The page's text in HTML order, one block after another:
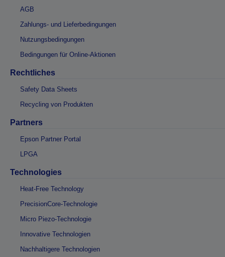
AGB
Zahlungs- und Lieferbedingungen
Nutzungsbedingungen
Bedingungen für Online-Aktionen
Rechtliches
Safety Data Sheets
Recycling von Produkten
Partners
Epson Partner Portal
LPGA
Technologies
Heat-Free Technology
PrecisionCore-Technologie
Micro Piezo-Technologie
Innovative Technologien
Nachhaltigere Technologien